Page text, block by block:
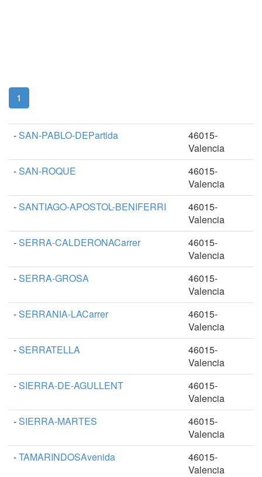
1
-SAN-PABLO-DEPartida
46015-
Valencia
-SAN-ROQUE
46015-
Valencia
-SANTIAGO-APOSTOL-BENIFERRI
46015-
Valencia
-SERRA-CALDERONACarrer
46015-
Valencia
-SERRA-GROSA
46015-
Valencia
-SERRANIA-LACarrer
46015-
Valencia
-SERRATELLA
46015-
Valencia
-SIERRA-DE-AGULLENT
46015-
Valencia
-SIERRA-MARTES
46015-
Valencia
-TAMARINDOSAvenida
46015-
Valencia